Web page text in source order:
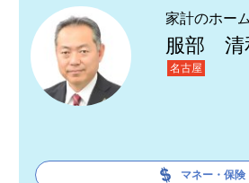
家計のホー
服部 清
名古屋
マネー・保険